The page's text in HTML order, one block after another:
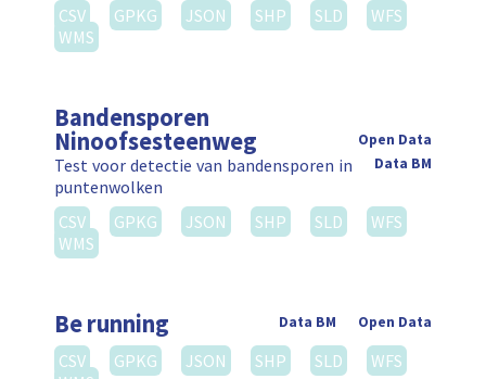
CSV GPKG JSON SHP SLD
WFS
WMS
Bandensporen
Ninoofsesteenweg
Open Data
Data BM
Test voor detectie van bandensporen in
puntenwolken
CSV
GPKG JSON SHP SLD
WFS
WMS
Be running Open Data
Data BM
CSV GPKG JSON SHP SLD
WFS